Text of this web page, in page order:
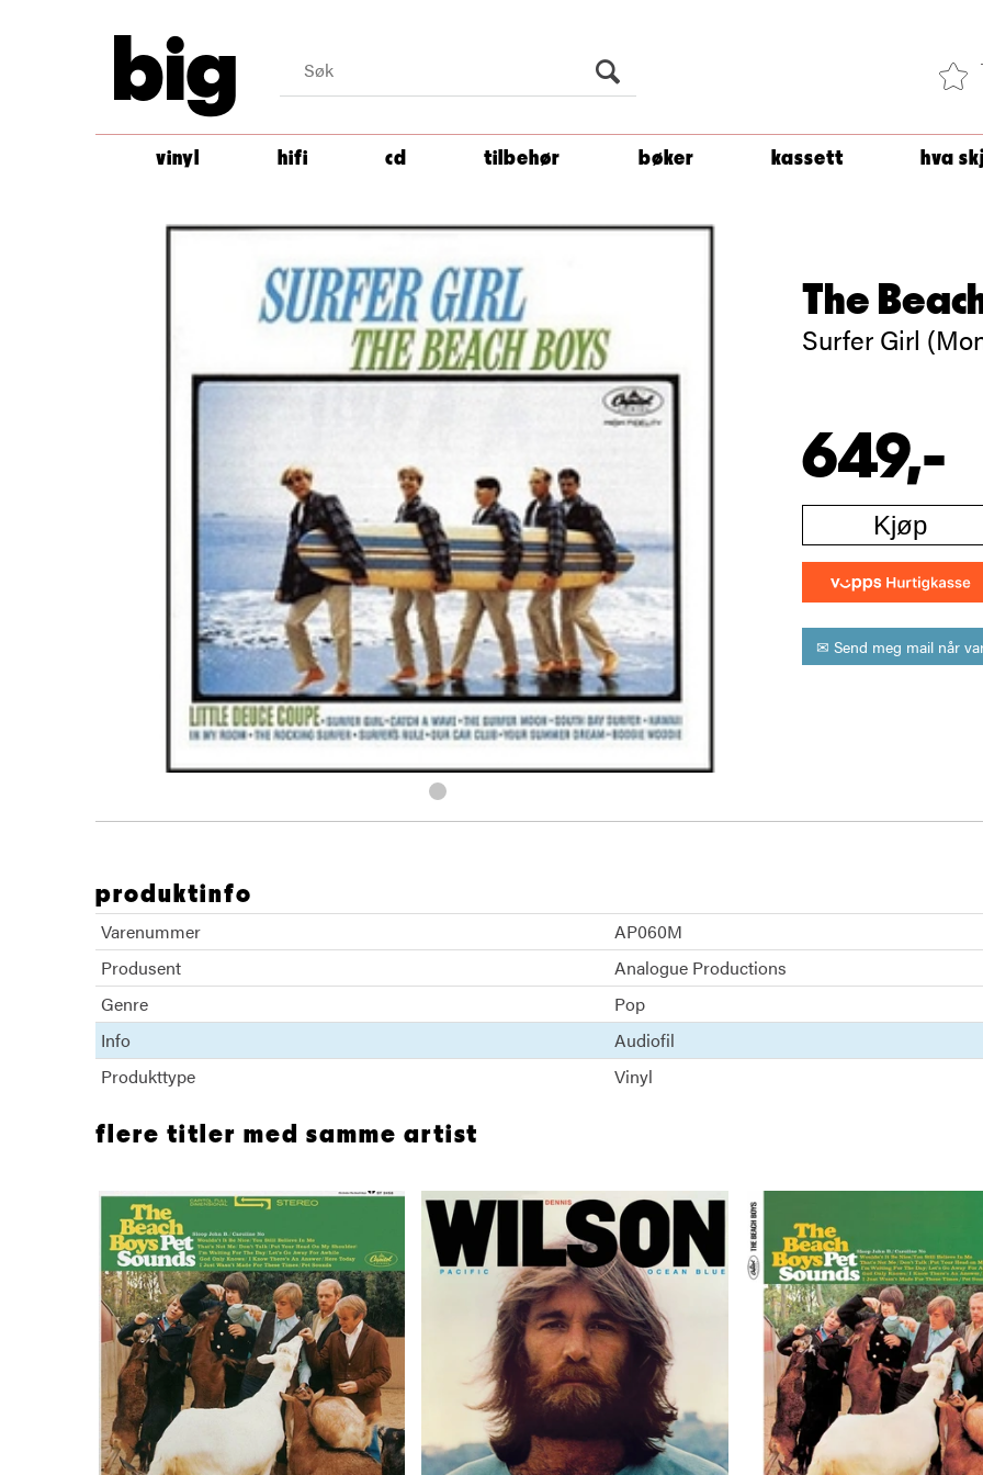
big
vinyl hifi cd tilbehør bøker kassett hva
The
Surfer Girl
649,-
Kjøp
✉ Send meg mail når
produktinfo
Varenummer
AP060M
Produsent
Analogue Productions
Genre
Pop
Info
Audiofil
Produkttype
Vinyl
flere titler med samme artist